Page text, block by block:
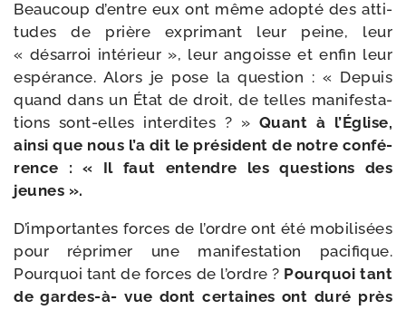
Beaucoup d’entre eux ont même adop­té des atti­
tudes de prière expri­mant leur peine, leur
« désar­roi inté­rieur », leur angoisse et enfin leur
espé­rance. Alors je pose la ques­tion : « Depuis
quand dans un État de droit, de telles mani­fes­ta­
tions sont-​elles inter­dites ? » Quant à l’Église,
ain­si que nous l’a dit le pré­sident de notre confé­
rence : « Il faut entendre les ques­tions des
jeunes ».
D’importantes forces de l’ordre ont été mobi­li­sées
pour répri­mer une mani­fes­ta­tion paci­fique.
Pourquoi tant de forces de l’ordre ? Pourquoi tant
de gardes-​à- vue dont cer­taines ont duré près